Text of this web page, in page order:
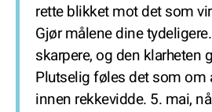
rette blikket mot det som
Gjør målene dine
skarpere, og den klarheten
Plutselig føles det som om
innen rekkevidde. 5. mai,